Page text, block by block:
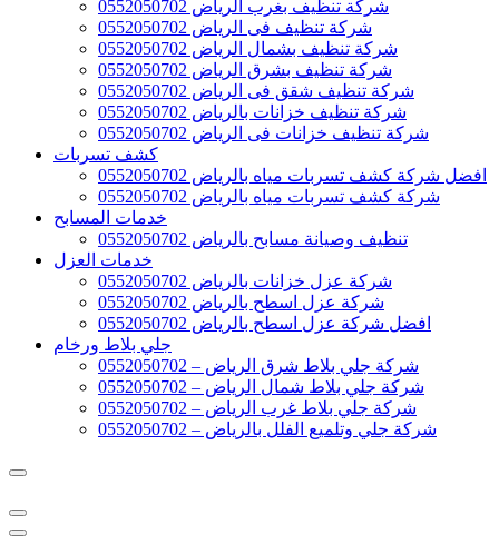
شركة تنظيف بغرب الرياض 0552050702
شركة تنظيف فى الرياض 0552050702
شركة تنظيف بشمال الرياض 0552050702
شركة تنظيف بشرق الرياض 0552050702
شركة تنظيف شقق فى الرياض 0552050702
شركة تنظيف خزانات بالرياض 0552050702
شركة تنظيف خزانات فى الرياض 0552050702
كشف تسربات
افضل شركة كشف تسربات مياه بالرياض 0552050702
شركة كشف تسربات مياه بالرياض 0552050702
خدمات المسابح
تنظيف وصيانة مسابح بالرياض 0552050702
خدمات العزل
شركة عزل خزانات بالرياض 0552050702
شركة عزل اسطح بالرياض 0552050702
افضل شركة عزل اسطح بالرياض 0552050702
جلي بلاط ورخام
شركة جلي بلاط شرق الرياض – 0552050702
شركة جلي بلاط شمال الرياض – 0552050702
شركة جلي بلاط غرب الرياض – 0552050702
شركة جلي وتلميع الفلل بالرياض – 0552050702